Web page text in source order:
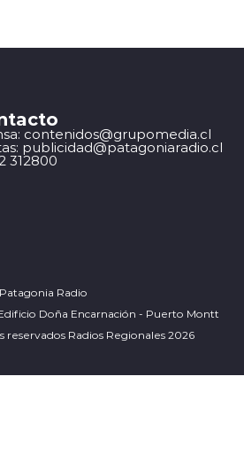
contenidos@grupomedia.cl
publicidad@patagoniaradio.cl
312800
Patagonia Radio
Doña Encarnación - Puerto Montt
reservados Radios Regionales 2026